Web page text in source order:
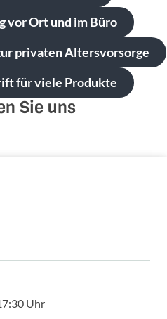
vor Ort und im Büro
privaten Altersvorsorge
für viele Produkte
Sie uns
Uhr